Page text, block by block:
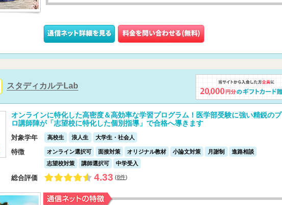
スタディカルテLab
オンラインに特化した高密度＆高効率な学習プログラム！医学部受験に強い精鋭のプ
ロ講師陣が「志望校に特化した個別指導」で合格へ導きます
対象学年 高校生 浪人生 大学生・社会人
特徴 オンライン選択可 面接対策 オリジナル教材 小論文対策 月謝制
進路相談
志望校対策
講師選択可 中学受入
総合評価 4.33 (8件)